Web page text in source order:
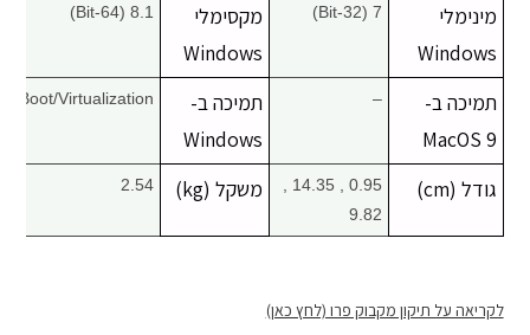
מינימלי
Windows
7 (32-Bit)
מקסימלי
Windows
8.1 (64-Bit)
תמיכה ב-
MacOS 9
–
תמיכה ב-
Windows
Boot/Virtualization
גודל (cm)
9.82
משקל (kg) 2.54
לקריאה על תיקון מקבוק פרו (לחץ כאן)